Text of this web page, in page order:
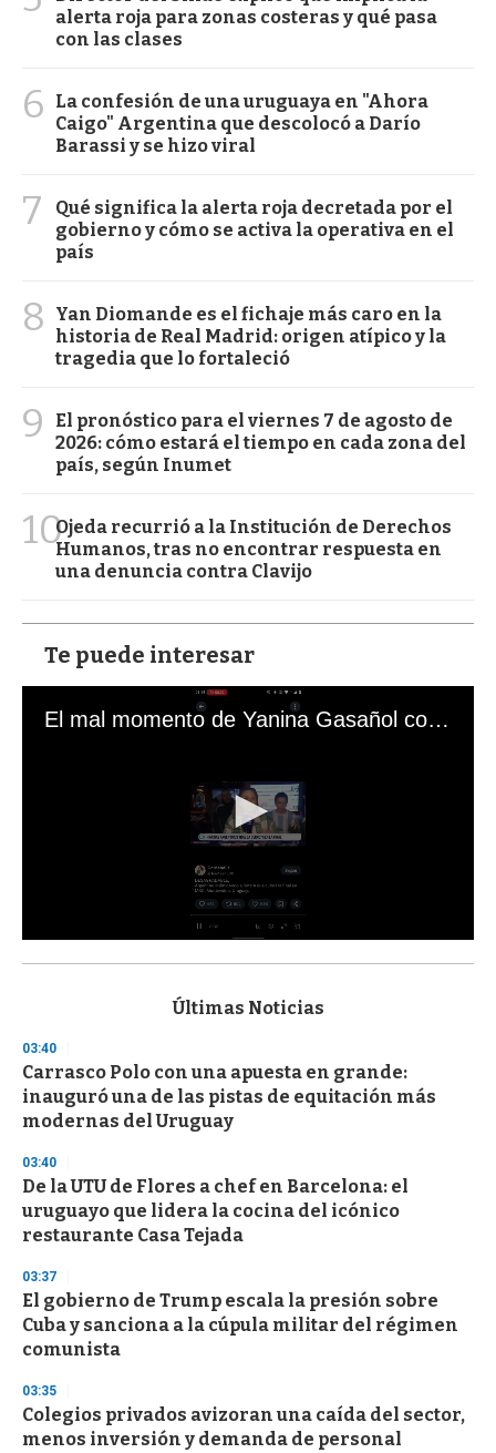
alerta roja para zonas costeras y qué pasa
con las clases
6
La confesión de una uruguaya en "Ahora
Caigo" Argentina que descolocó a Darío
Barassi y se hizo viral
7
Qué significa la alerta roja decretada por el
gobierno y cómo se activa la operativa en el
país
8
Yan Diomande es el fichaje más caro en la
historia de Real Madrid: origen atípico y la
tragedia que lo fortaleció
9
El pronóstico para el viernes 7 de agosto de
2026: cómo estará el tiempo en cada zona del
país, según Inumet
10Ojeda recurrió a la Institución de Derechos
Humanos, tras no encontrar respuesta en
una denuncia contra Clavijo
Te puede interesar
El mal momento de Yanina Gasañol con un hincha argentino en "Subrayado"
s
d
s
o
f
3
s
e
c
o
n
Últimas Noticias
03:40
Carrasco Polo con una apuesta en grande:
inauguró una de las pistas de equitación más
modernas del Uruguay
03:40
De la UTU de Flores a chef en Barcelona: el
uruguayo que lidera la cocina del icónico
restaurante Casa Tejada
03:37
El gobierno de Trump escala la presión sobre
Cuba y sanciona a la cúpula militar del régimen
comunista
03:35
Colegios privados avizoran una caída del sector,
menos inversión y demanda de personal